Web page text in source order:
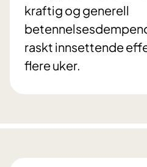
kraftig og generell
raskt innsettende
flere uker.